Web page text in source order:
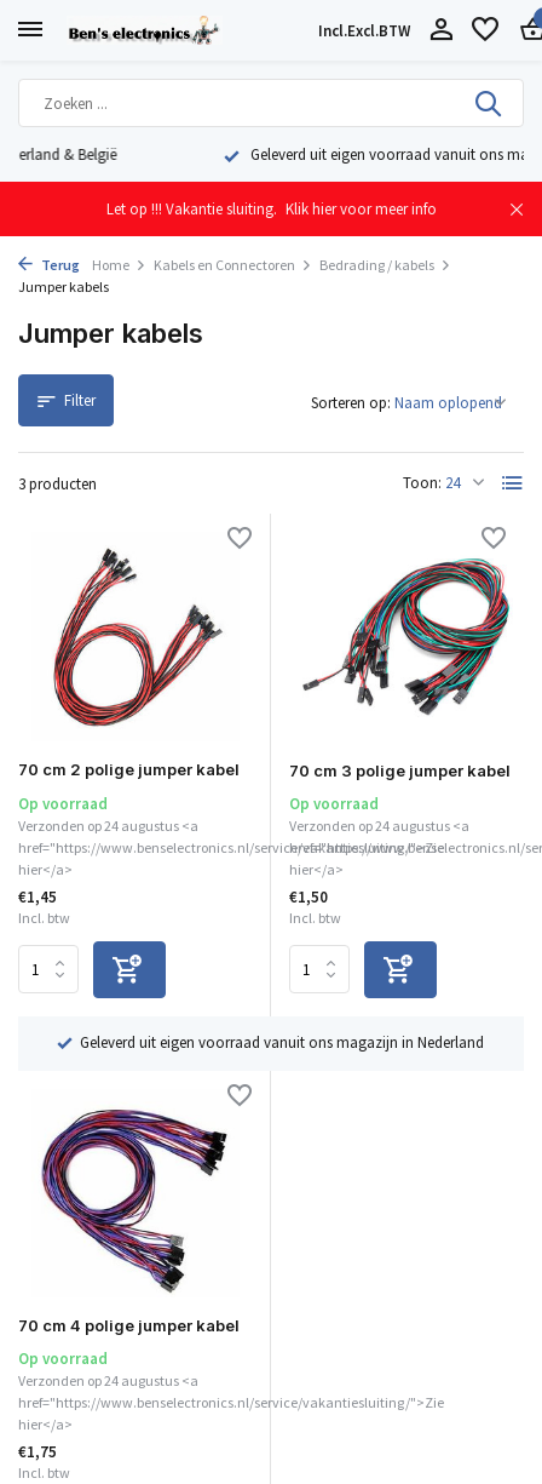
Incl.Excl.BTW
Geleverd uit eigen voorraad vanuit ons magazijn in Nederland
Let op !!! Vakantie sluiting. Klik hier voor meer info
Terug Home Kabels en Connectoren
Bedrading / kabels
Jumper kabels
Jumper kabels
Filter
3 producten Toon:
Sorteren op:
70 cm 2 polige jumper kabel
Op voorraad
Verzonden op 24 augustus <a
href="https://www.benselectronics.nl/service/vakantiesluiting/">Zie
hier</a>
€1,45
Incl. btw
70 cm 3 polige jumper kabel
Op voorraad
Verzonden op 24 augustus <a
href="https://www.benselectronics.nl/
hier</a>
€1,50
Incl. btw
Geleverd uit eigen voorraad vanuit ons magazijn in Nederland
70 cm 4 polige jumper kabel
Op voorraad
Verzonden op 24 augustus <a
href="https://www.benselectronics.nl/service/vakantiesluiting/">Zie
hier</a>
€1,75
Incl. btw